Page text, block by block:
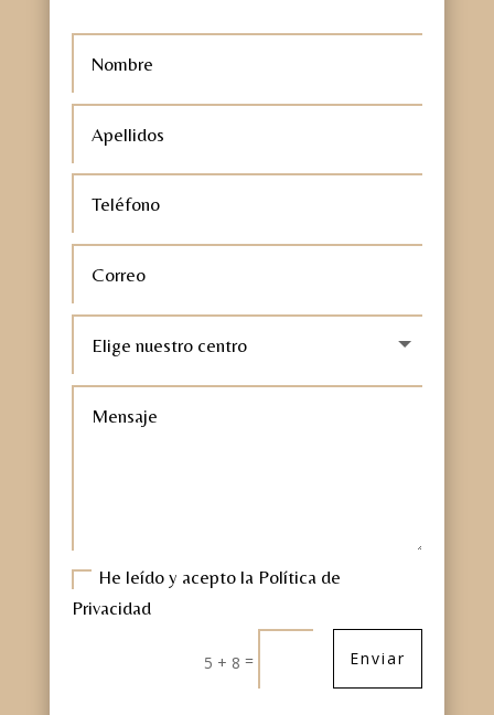
He leído y acepto la Política de
Privacidad
5 + 8 = Enviar